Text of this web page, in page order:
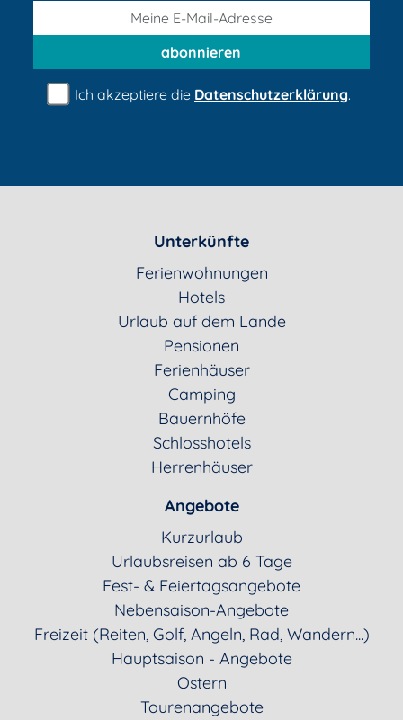
abonnieren
Ich akzeptiere die Datenschutzerklärung.
Unterkünfte
Ferienwohnungen
Hotels
Urlaub auf dem Lande
Pensionen
Ferienhäuser
Camping
Bauernhöfe
Schlosshotels
Herrenhäuser
Angebote
Kurzurlaub
Urlaubsreisen ab 6 Tage
Fest- & Feiertagsangebote
Nebensaison-Angebote
Freizeit (Reiten, Golf, Angeln, Rad, Wandern...)
Hauptsaison - Angebote
Ostern
Tourenangebote